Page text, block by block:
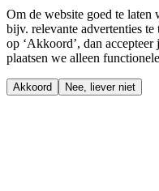
Om de website goed te laten
bijv. relevante advertenties
op ‘Akkoord’, dan
plaatsen we alleen
Akkoord Nee, liever niet